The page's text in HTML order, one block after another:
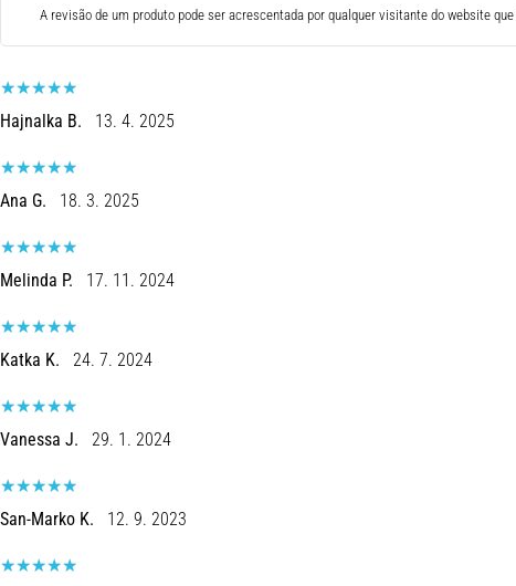
A revisão de um produto pode ser acrescentada por qualquer visitante do website
Hajnalka B. 13. 4. 2025
Ana G. 18. 3. 2025
Melinda P. 17. 11. 2024
Katka K. 24. 7. 2024
Vanessa J. 29. 1. 2024
San-Marko K. 12. 9. 2023